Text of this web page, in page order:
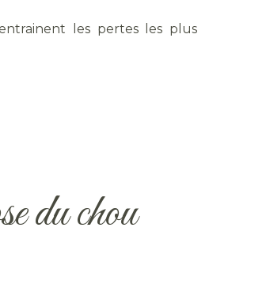
les pertes les plus
du chou